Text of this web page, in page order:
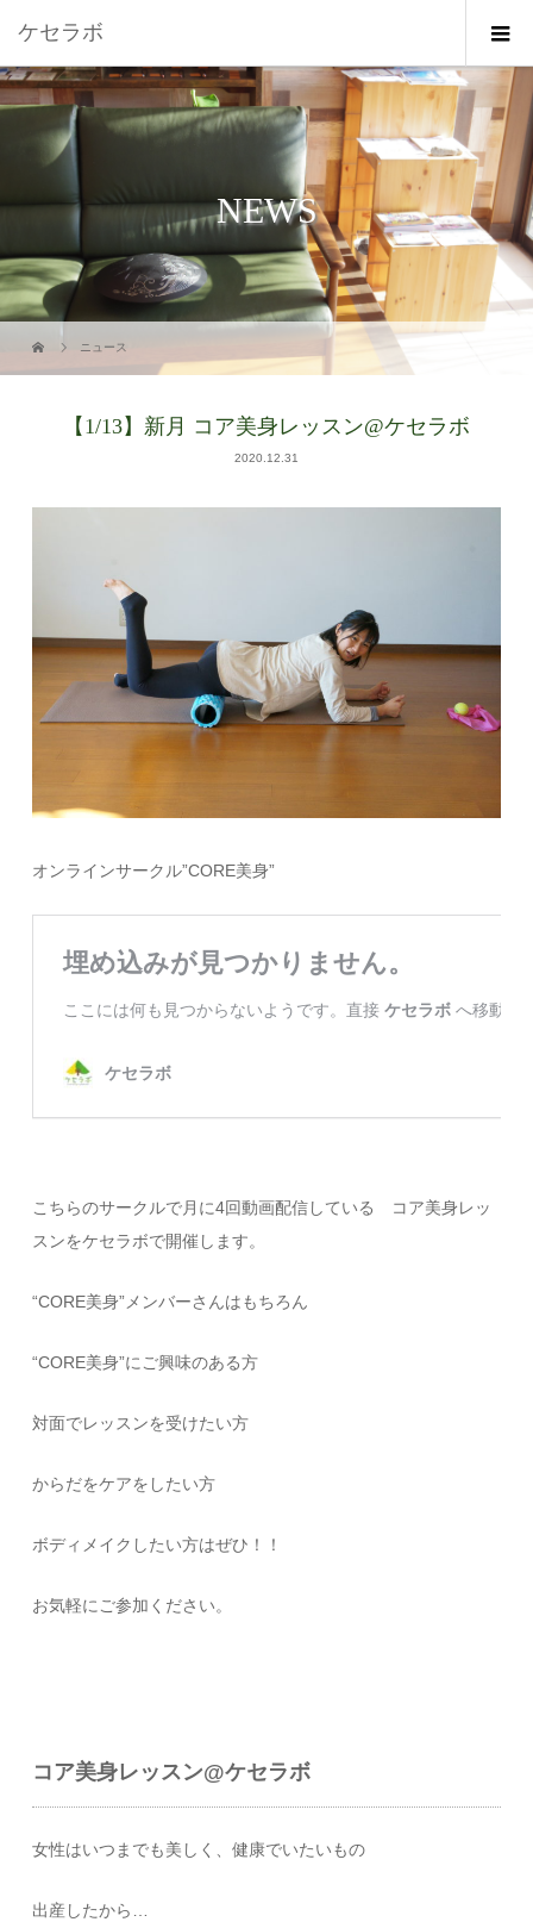
ケセラボ
NEWS
ニュース
【1/13】新月 コア美身レッスン@ケセラボ
2020.12.31
オンラインサークル”CORE美身”
こちらのサークルで月に4回動画配信している コア美身レッ
スンをケセラボで開催します。
“CORE美身”メンバーさんはもちろん
“CORE美身”にご興味のある方
対面でレッスンを受けたい方
からだをケアをしたい方
ボディメイクしたい方はぜひ！！
お気軽にご参加ください。
コア美身レッスン@ケセラボ
女性はいつまでも美しく、健康でいたいもの
出産したから…